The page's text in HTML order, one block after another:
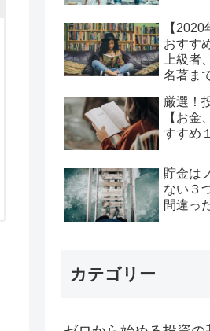
【
おすす
上級者
名著ま
厳選！
【お金
すすめ
貯金は
ない３
間違っ
カテゴリー